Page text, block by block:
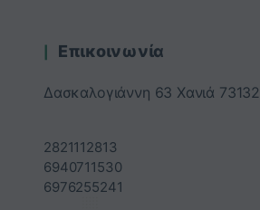
Επικοινωνία
Δασκαλογιάννη 63 Χανιά 73132
2821112813
6940711530
6976255241